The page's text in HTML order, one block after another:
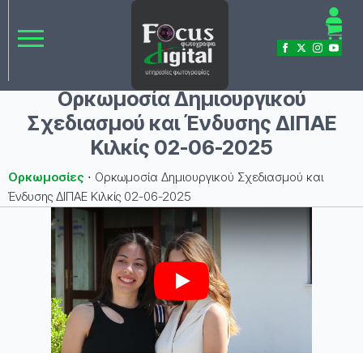
Ορκωμοσία Δημιουργικού
Σχεδιασμού και Ένδυσης ΔΙΠΑΕ
Κιλκίς 02-06-2025
Ορκωμοσίες ⋅ Ορκωμοσία Δημιουργικού Σχεδιασμού και
Ένδυσης ΔΙΠΑΕ Κιλκίς 02-06-2025
Play